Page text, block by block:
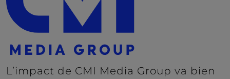
L’impact de CMI Media Group va bien